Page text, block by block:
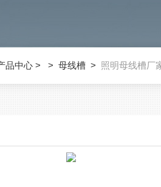
品中心 > > 母线槽 > 照明母线槽厂